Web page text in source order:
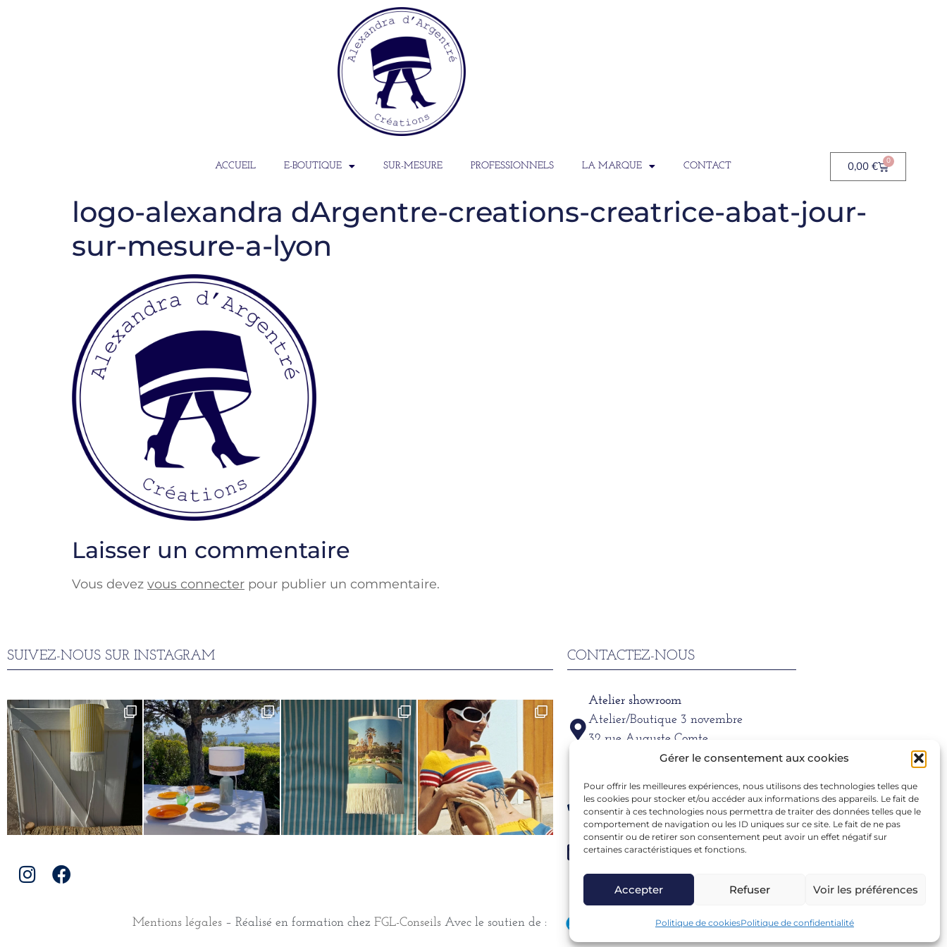
Gérer le consentement aux cookies
Pour offrir les meilleures expériences, nous utilisons des technologies telles que
les cookies pour stocker et/ou accéder aux informations des appareils. Le fait de
consentir à ces technologies nous permettra de traiter des données telles que le
comportement de navigation ou les ID uniques sur ce site. Le fait de ne pas
consentir ou de retirer son consentement peut avoir un effet négatif sur
certaines caractéristiques et fonctions.
Accepter Refuser Voir les préférences
Politique de cookiesPolitique de confidentialité
ACCUEIL E-BOUTIQUE SUR-MESURE PROFESSIONNELS LA MARQUE CONTACT 0,00 € 0
logo-alexandra dArgentre-creations-creatrice-abat-jour-
sur-mesure-a-lyon
Laisser un commentaire
Vous devez vous connecter pour publier un commentaire.
SUIVEZ-NOUS SUR INSTAGRAM CONTACTEZ-NOUS
Atelier showroom
Atelier/Boutique 3 novembre
32 rue Auguste Comte
69002 LYON
Téléphone
06 15 61 39 66
Mail
Mentions légales– Réalisé en formation chez FGL-ConseilsAvec le soutien de :